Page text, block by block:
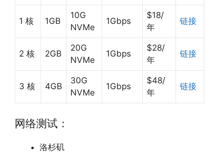
1 核 1GB
10G
NVMe
1Gbps
$18/
年
链接
2 核 2GB
20G
NVMe
1Gbps
$28/
年
链接
3 核 4GB
30G
NVMe
1Gbps
$48/
年
链接
网络测试：
洛杉矶